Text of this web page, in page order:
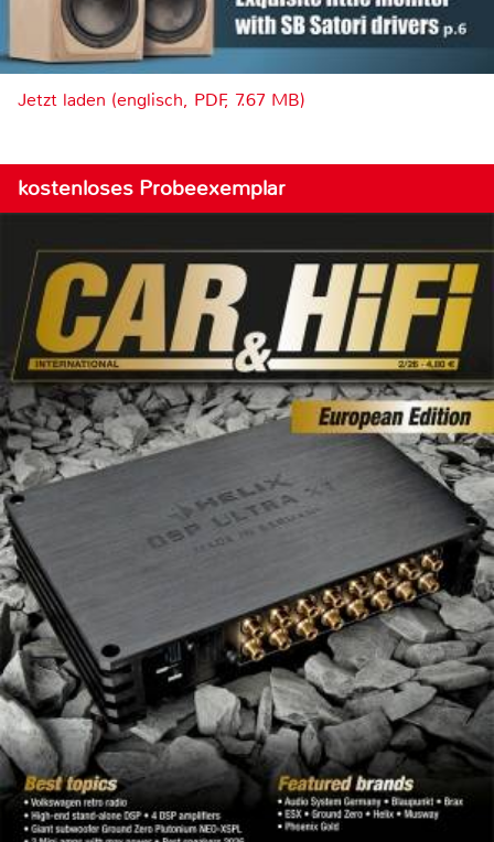
Jetzt laden (englisch, PDF, 7.67 MB)
kostenloses Probeexemplar